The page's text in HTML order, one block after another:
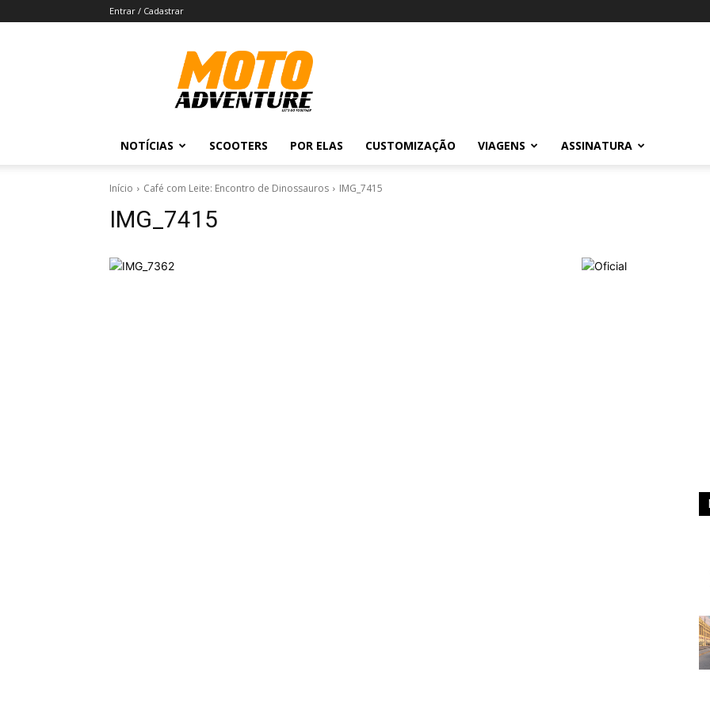
Entrar / Cadastrar
Revista
Moto
Adventure
NOTÍCIAS SCOOTERS POR ELAS CUSTOMIZAÇÃO VIAGENS ASSINATURA
Início Café com Leite: Encontro de Dinossauros IMG_7415
IMG_7415